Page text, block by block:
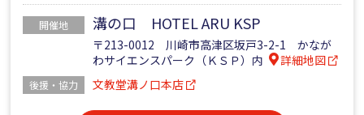
開催地 溝の口 HOTEL ARU KSP
〒213-0012 川崎市高津区坂戸3-2-1 かなが
わサイエンスパーク（ＫＳＰ）内
詳細地図
後援・協力 文教堂溝ノ口本店